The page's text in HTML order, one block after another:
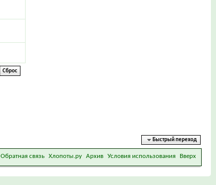
Быстрый переход
Обратная связь Хлопоты.ру Архив Условия использования Вверх